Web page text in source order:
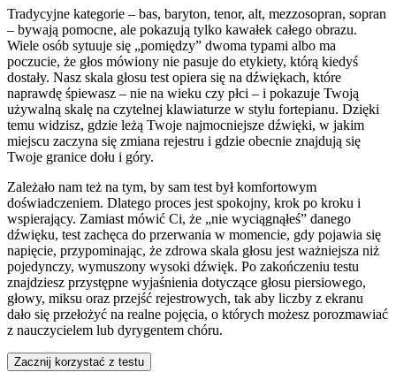
Tradycyjne kategorie – bas, baryton, tenor, alt, mezzosopran, sopran
– bywają pomocne, ale pokazują tylko kawałek całego obrazu.
Wiele osób sytuuje się „pomiędzy” dwoma typami albo ma
poczucie, że głos mówiony nie pasuje do etykiety, którą kiedyś
dostały. Nasz skala głosu test opiera się na dźwiękach, które
naprawdę śpiewasz – nie na wieku czy płci – i pokazuje Twoją
używalną skalę na czytelnej klawiaturze w stylu fortepianu. Dzięki
temu widzisz, gdzie leżą Twoje najmocniejsze dźwięki, w jakim
miejscu zaczyna się zmiana rejestru i gdzie obecnie znajdują się
Twoje granice dołu i góry.
Zależało nam też na tym, by sam test był komfortowym
doświadczeniem. Dlatego proces jest spokojny, krok po kroku i
wspierający. Zamiast mówić Ci, że „nie wyciągnąłeś” danego
dźwięku, test zachęca do przerwania w momencie, gdy pojawia się
napięcie, przypominając, że zdrowa skala głosu jest ważniejsza niż
pojedynczy, wymuszony wysoki dźwięk. Po zakończeniu testu
znajdziesz przystępne wyjaśnienia dotyczące głosu piersiowego,
głowy, miksu oraz przejść rejestrowych, tak aby liczby z ekranu
dało się przełożyć na realne pojęcia, o których możesz porozmawiać
z nauczycielem lub dyrygentem chóru.
Zacznij korzystać z testu